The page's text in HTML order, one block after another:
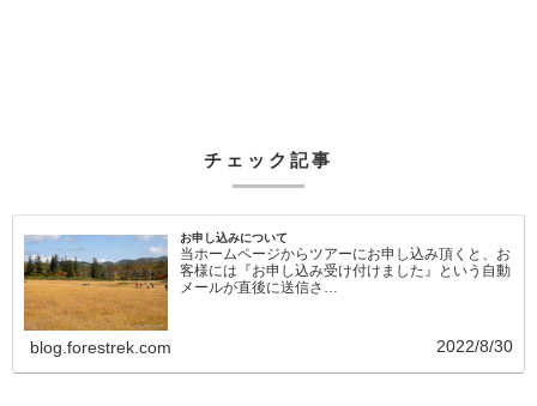
チェック記事
お申し込みについて
当ホームページからツアーにお申し込み頂くと、お
客様には『お申し込み受け付けました』という自動
メールが直後に送信さ…
blog.forestrek.com 2022/8/30